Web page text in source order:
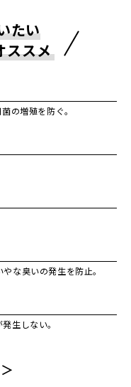
たい
ススメ
の増殖を防ぐ。
な臭いの発生を防止。
生しない。